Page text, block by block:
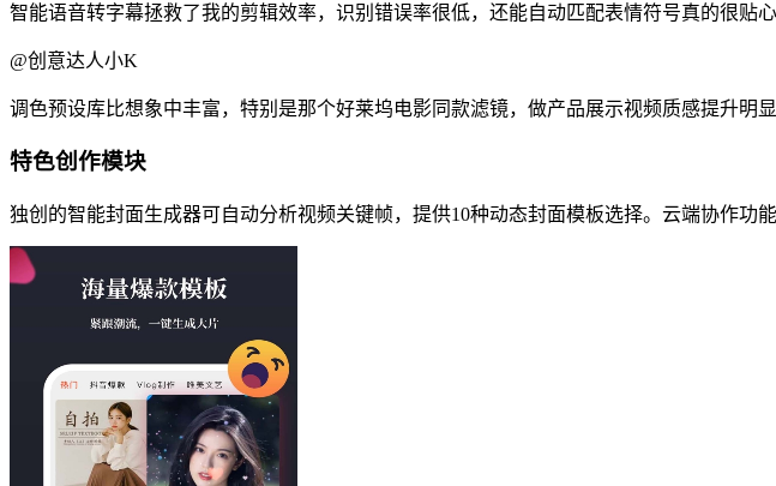
智能语音转字幕拯救了我的剪辑效率，识别错误率很低，还能自动匹配表情符号真的很贴心
@创意达人小K
调色预设库比想象中丰富，特别是那个好莱坞电影同款滤镜，做产品展示视频质感提升明显
特色创作模块
独创的智能封面生成器可自动分析视频关键帧，提供10种动态封面模板选择。云端协作功